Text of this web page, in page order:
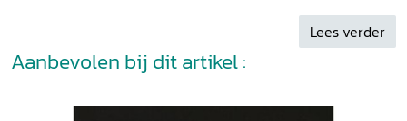
Lees verder
Aanbevolen bij dit artikel :